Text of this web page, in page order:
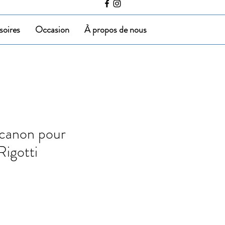
Occasion À propos de nous
pour